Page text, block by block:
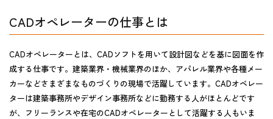
CADオペレーターの仕事とは
CADオペレーターとは、CADソフトを用いて設計図などを基に図面を作
成する仕事です。建築業界・機械業界のほか、アパレル業界や各種メー
カーなどさまざまなものづくりの現場で活躍しています。CADオペレー
ターは建築事務所やデザイン事務所などに勤務する人がほとんどです
が、フリーランスや在宅のCADオペレーターとして活躍する人もいま